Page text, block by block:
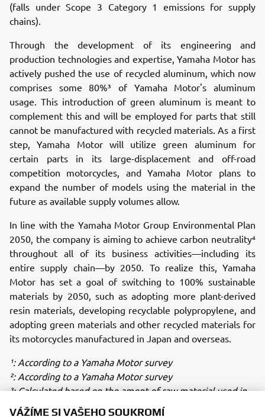
(falls under Scope 3 Category 1 emissions for supply
chains).
Through the development of its engineering and
production technologies and expertise, Yamaha Motor has
actively pushed the use of recycled aluminum, which now
comprises some 80%³ of Yamaha Motor's aluminum
usage. This introduction of green aluminum is meant to
complement this and will be employed for parts that still
cannot be manufactured with recycled materials. As a first
step, Yamaha Motor will utilize green aluminum for
certain parts in its large-displacement and off-road
competition motorcycles, and Yamaha Motor plans to
expand the number of models using the material in the
future as available supply volumes allow.
In line with the Yamaha Motor Group Environmental Plan
2050, the company is aiming to achieve carbon neutrality⁴
throughout all of its business activities—including its
entire supply chain—by 2050. To realize this, Yamaha
Motor has set a goal of switching to 100% sustainable
materials by 2050, such as adopting more plant-derived
resin materials, developing recyclable polypropylene, and
adopting green materials and other recycled materials for
its motorcycles manufactured in Japan and overseas.
¹: According to a Yamaha Motor survey
²: According to a Yamaha Motor survey
³: Calculated based on the amont of raw material used in
2022 at principal Yamaha Motor factories in Japan and
VÁŽÍME SI VAŠEHO SOUKROMÍ